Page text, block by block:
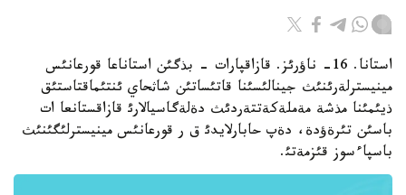
استانا. 16- ناؤرئز. قازاقپارات - بذگئن استاناعا قورعانئس
مينيسترلةرئنئث جينالئسئنا قاتئساتئن شاثحاي ئنتئماقتاستئق
ذيئمئنا مذشة مةملةكةتتةردئث دةلةگاسيالارئ قازاقستانعا ات
باسئن تئرةؤدة، دةپ حابارلايدئ ق ر قورعانئس مينيسترلئگئنئث
باسپاءسوز قئزمةتئ.